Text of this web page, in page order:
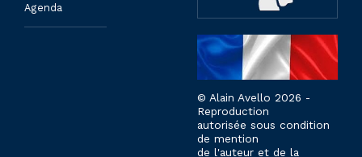
Agenda
© Alain Avello 2026 -
Reproduction
autorisée sous condition
de mention
de l'auteur et de la